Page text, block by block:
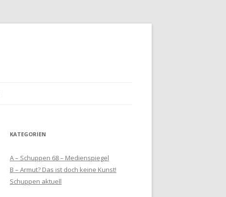
KATEGORIEN
A – Schuppen 68 – Medienspiegel
B – Armut? Das ist doch keine Kunst!
Schuppen aktuell